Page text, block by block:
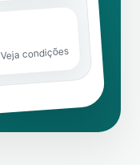
Veja condições